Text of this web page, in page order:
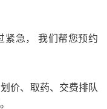
紧急， 我们帮您预约
价、取药、交费排队